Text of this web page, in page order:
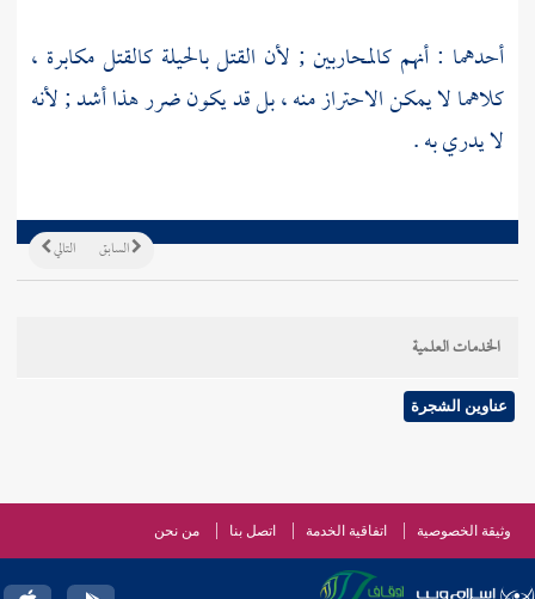
أحدهما : أنهم كالمحاربين ; لأن القتل بالحيلة كالقتل مكابرة ،
كلاهما لا يمكن الاحتراز منه ، بل قد يكون ضرر هذا أشد ; لأنه
لا يدري به .
التالي السابق
الخدمات العلمية
عناوين الشجرة
وثيقة الخصوصية اتفاقية الخدمة اتصل بنا من نحن